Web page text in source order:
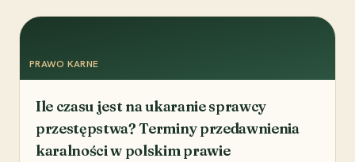
PRAWO KARNE
Ile czasu jest na ukaranie sprawcy
przestępstwa? Terminy przedawnienia
karalności w polskim prawie